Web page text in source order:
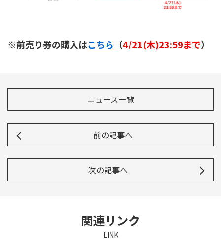
※前売り券の購入はこちら （4/21(木)23:59まで）
ニュース一覧
前の記事へ
次の記事へ
関連リンク
LINK